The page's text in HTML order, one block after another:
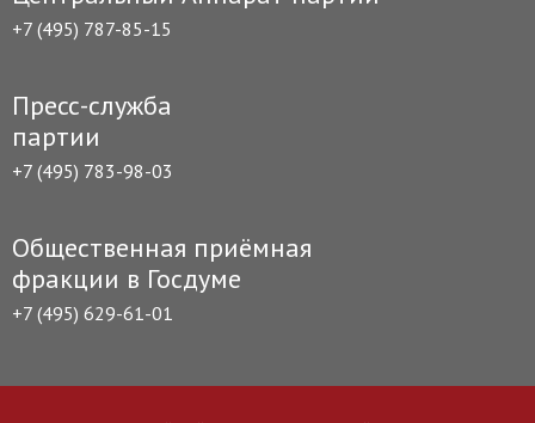
+7 (495) 787-85-15
Пресс-служба
партии
+7 (495) 783-98-03
Общественная приёмная
фракции в Госдуме
+7 (495) 629-61-01